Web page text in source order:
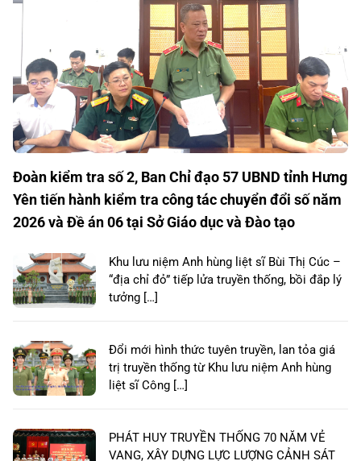
Đoàn kiểm tra số 2, Ban Chỉ đạo 57 UBND tỉnh Hưng
Yên tiến hành kiểm tra công tác chuyển đổi số năm
2026 và Đề án 06 tại Sở Giáo dục và Đào tạo
Khu lưu niệm Anh hùng liệt sĩ Bùi Thị Cúc –
“địa chỉ đỏ” tiếp lửa truyền thống, bồi đắp lý
tưởng […]
Đổi mới hình thức tuyên truyền, lan tỏa giá
trị truyền thống từ Khu lưu niệm Anh hùng
liệt sĩ Công […]
PHÁT HUY TRUYỀN THỐNG 70 NĂM VẺ
VANG, XÂY DỰNG LỰC LƯỢNG CẢNH SÁT